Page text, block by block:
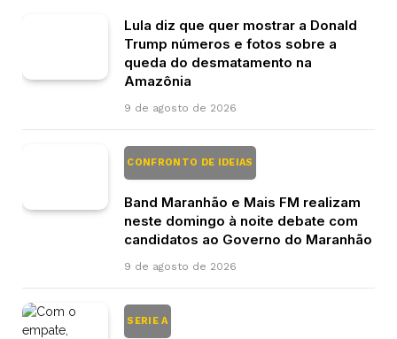
Lula diz que quer mostrar a Donald
Trump números e fotos sobre a
queda do desmatamento na
Amazônia
9 de agosto de 2026
CONFRONTO DE IDEIAS
Band Maranhão e Mais FM realizam
neste domingo à noite debate com
candidatos ao Governo do Maranhão
9 de agosto de 2026
SERIE A